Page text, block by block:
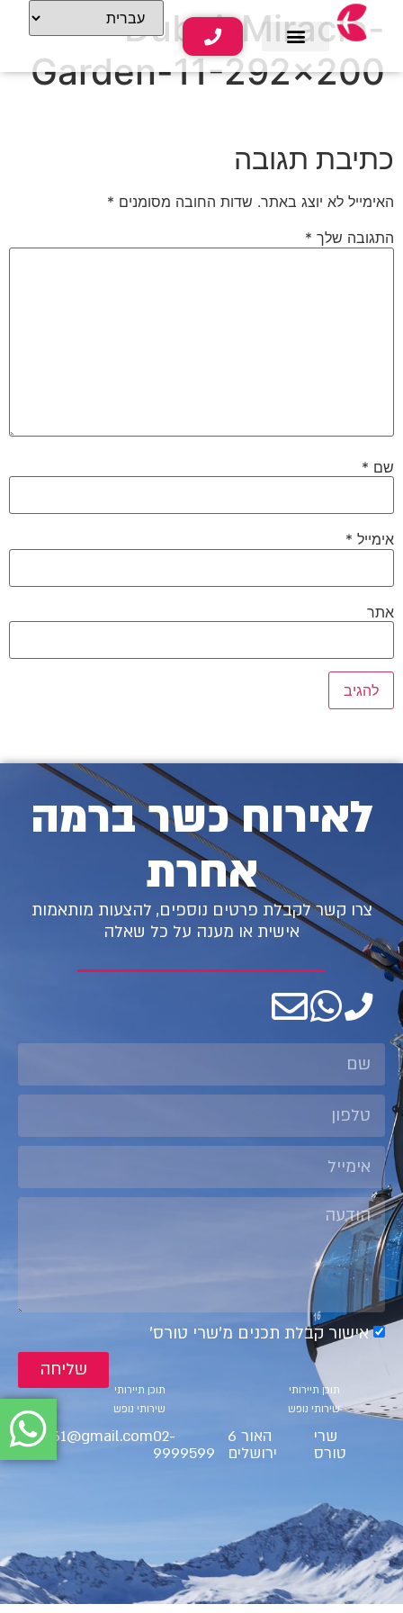
Dubai-Miracle-
Garden-11-292×200
כתיבת תגובה
האימייל לא יוצג באתר. שדות החובה מסומנים *
התגובה שלך *
שם *
אימייל *
אתר
לאירוח כשר ברמה
אחרת
צרו קשר לקבלת פרטים נוספים, להצעות מותאמות
אישית או מענה על כל שאלה
אישור קבלת תכנים מ׳שרי טורס׳
שליחה
תוכן תיירותי
שירותי נופש
תוכן תיירותי
שירותי נופש
שרי
טורס
האור 6
ירושלים
02-
9999599
ct9561@gmail.com